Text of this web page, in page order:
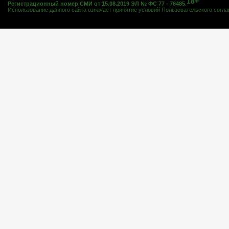
Регистрационный номер СМИ от 15.08.2019 ЭЛ № ФС 77 - 76485.
Использование данного сайта означает принятие условий Пользовательского